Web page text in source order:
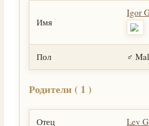
Имя
Igor
Пол ♂️
Родители ( 1 )
Отец Lev